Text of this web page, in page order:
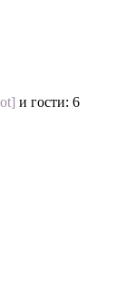
и гости: 6